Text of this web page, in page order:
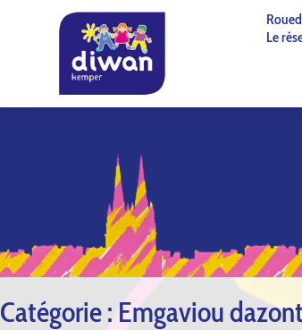
Le
Catégorie :Emgaviou